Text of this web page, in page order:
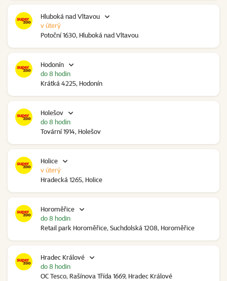
Hluboká nad Vltavou
Potoční 1630, Hluboká nad Vltavou
v úterý
Hodonín
Krátká 4225, Hodonín
do 8 hodin
Holešov
Tovární 1914, Holešov
do 8 hodin
Holice
Hradecká 1265, Holice
v úterý
Horoměřice
Retail park Horoměřice, Suchdolská 1208, Horoměřice
do 8 hodin
Hradec Králové
OC Tesco, Rašínova Třída 1669, Hradec Králové
do 8 hodin